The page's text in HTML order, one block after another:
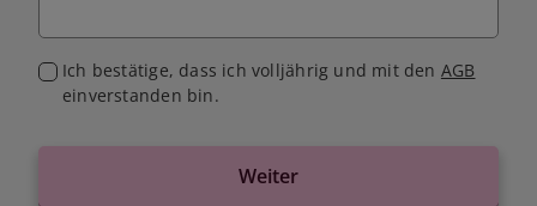
Ich bestätige, dass ich volljährig und mit den AGB
einverstanden bin.
Weiter